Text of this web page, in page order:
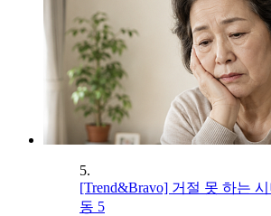
5.
[Trend&Bravo] 거절 못 하는
동 5